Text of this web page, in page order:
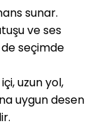
sunar.
veses
seçimde
uzun yol,
uygun desen